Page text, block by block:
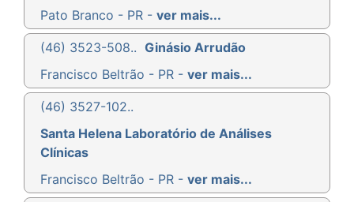
Pato Branco - PR - ver mais...
(46) 3523-508.. Ginásio Arrudão
Francisco Beltrão - PR - ver mais...
(46) 3527-102..
Santa Helena Laboratório de Análises
Clínicas
Francisco Beltrão - PR - ver mais...